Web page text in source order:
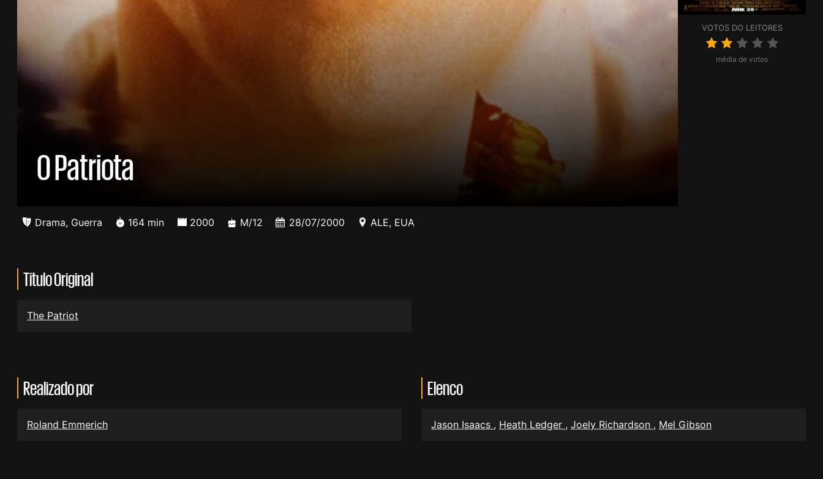
O Patriota
VOTOS DO LEITORES
média de votos
Drama, Guerra 164 min 2000 M/12 28/07/2000 ALE, EUA
Título Original
The Patriot
Realizado por
Roland Emmerich
Elenco
Jason Isaacs , Heath Ledger , Joely Richardson , Mel Gibson